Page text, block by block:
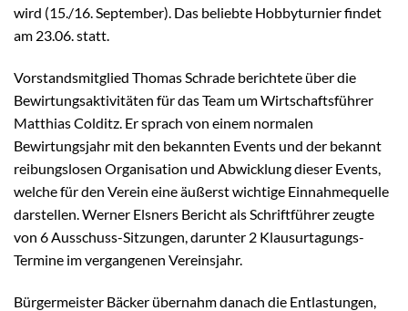
wird (15./16. September). Das beliebte Hobbyturnier findet
am 23.06. statt.
Vorstandsmitglied Thomas Schrade berichtete über die
Bewirtungsaktivitäten für das Team um Wirtschaftsführer
Matthias Colditz. Er sprach von einem normalen
Bewirtungsjahr mit den bekannten Events und der bekannt
reibungslosen Organisation und Abwicklung dieser Events,
welche für den Verein eine äußerst wichtige Einnahmequelle
darstellen. Werner Elsners Bericht als Schriftführer zeugte
von 6 Ausschuss-Sitzungen, darunter 2 Klausurtagungs-
Termine im vergangenen Vereinsjahr.
Bürgermeister Bäcker übernahm danach die Entlastungen,